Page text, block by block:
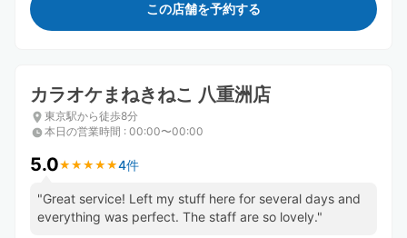
この店舗を予約する
カラオケまねきねこ 八重洲店
東京駅から徒歩8分
本日の営業時間 : 00:00〜00:00
5.0★ ★ ★ ★ ★
★ ★ ★ ★ ★4件
​"Great service! Left my stuff here for several days and
everything was perfect. The staff are so lovely."